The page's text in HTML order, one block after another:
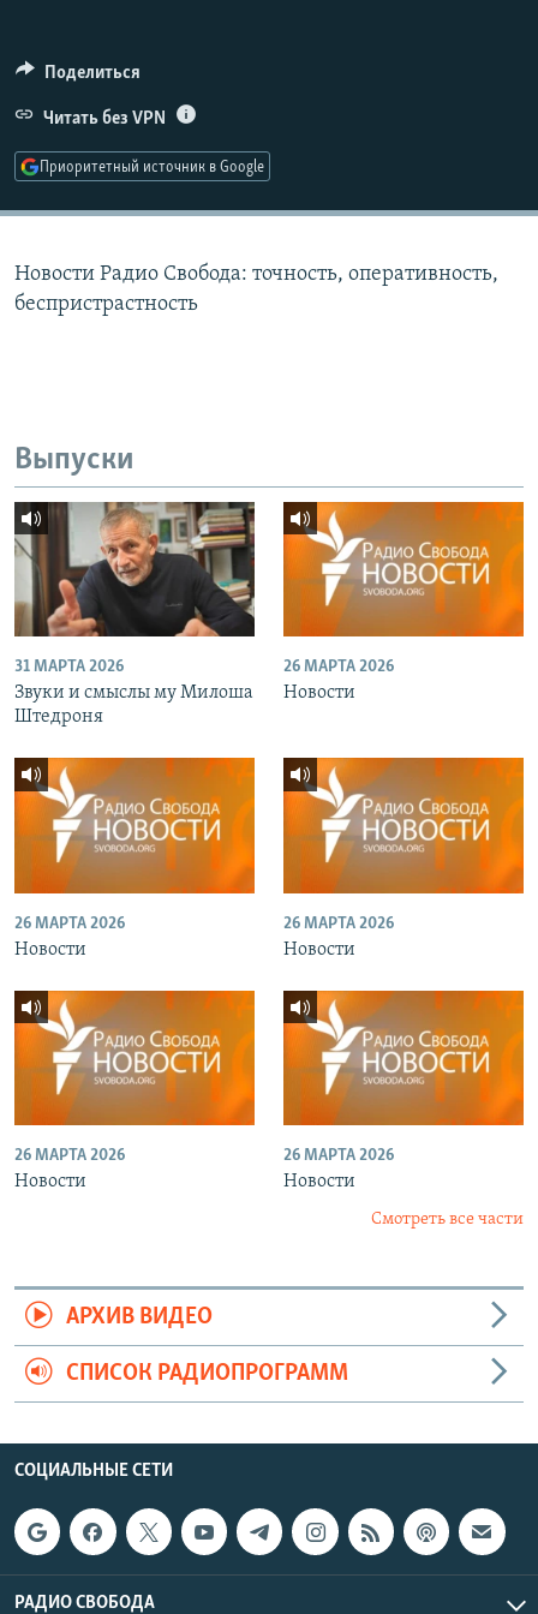
ПОДПИШИТЕСЬ НА РАССЫЛКУ
СОЦИАЛЬНЫЕ СЕТИ
Поделиться
Читать без VPN
Приоритетный источник в Google
Новости Радио Свобода: точность, оперативность,
беспристрастность
Выпуски
31 МАРТА 2026
Звуки и смыслы му Милоша
Штедроня
26 МАРТА 2026
Новости
26 МАРТА 2026
Новости
26 МАРТА 2026
Новости
26 МАРТА 2026
Новости
26 МАРТА 2026
Новости
Смотреть все части
АРХИВ ВИДЕО
СПИСОК РАДИОПРОГРАММ
СОЦИАЛЬНЫЕ СЕТИ
РАДИО СВОБОДА